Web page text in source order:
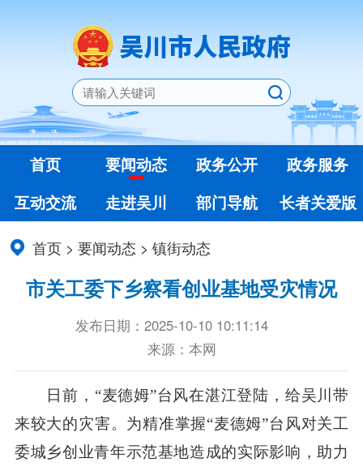
首页 要闻动态 政务公开
政务服务
互动交流
走进吴川 部门导航 长者关爱版
首页 >要闻动态 >镇街动态
市关工委下乡察看创业基地受灾情况
发布日期：2025-10-10 10:11:14
来源：本网
日前，“麦德姆”台风在湛江登陆，给吴川带
来较大的灾害。为精准掌握“麦德姆”台风对关工
委城乡创业青年示范基地造成的实际影响，助力